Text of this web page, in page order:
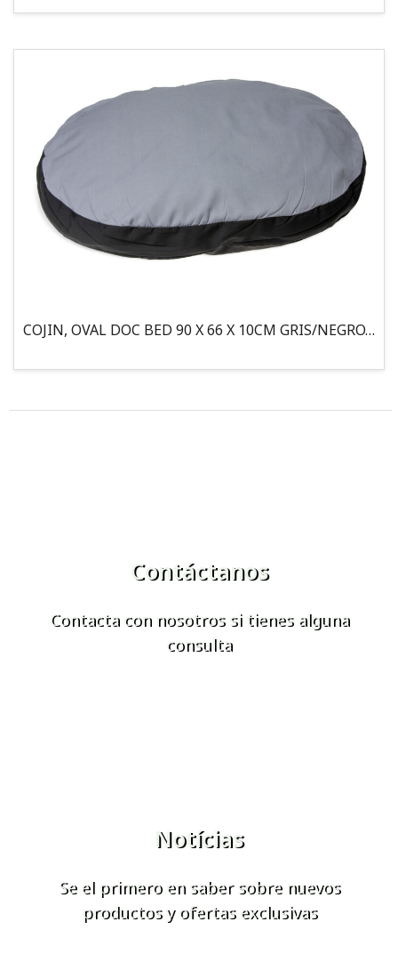
COJIN, OVAL DOC BED 90 X 66 X 10CM GRIS/NEGRO, 95°
Contáctanos
Contacta con nosotros si tienes alguna
consulta
Notícias
Se el primero en saber sobre nuevos
productos y ofertas exclusivas